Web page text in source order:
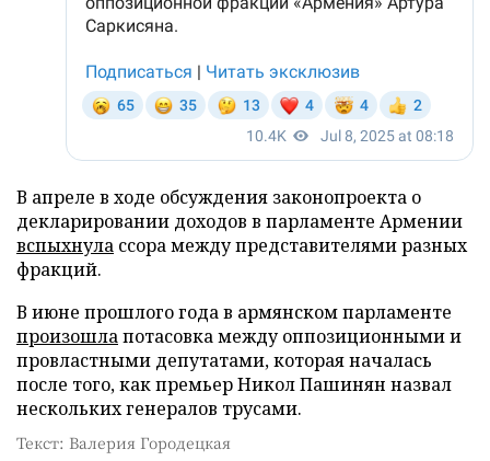
В апреле в ходе обсуждения законопроекта о
декларировании доходов в парламенте Армении
вспыхнула ссора между представителями разных
фракций.
В июне прошлого года в армянском парламенте
произошлапотасовка между оппозиционными и
провластными депутатами, которая началась
после того, как премьер Никол Пашинян назвал
нескольких генералов трусами.
Текст: Валерия Городецкая